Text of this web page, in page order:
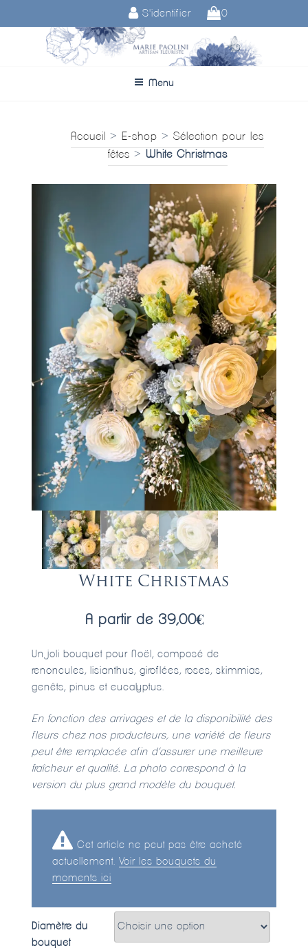
S'identifier 0
Menu
Accueil > E-shop >Sélection pour les
fêtes > White Christmas
White Christmas
A partir de 39,00€
Un joli bouquet pour Noël, composé de
renoncules, lisianthus, giroflées, roses, skimmias,
genêts, pinus et eucalyptus.
En fonction des arrivages et de la disponibilité des
fleurs chez nos producteurs, une variété de fleurs
peut être remplacée afin d’assurer une meilleure
fraîcheur et qualité. La photo correspond à la
version du plus grand modèle du bouquet.
Cet article ne peut pas être acheté
actuellement.Voir les bouquets du
moments ici
Diamètre du
bouquet